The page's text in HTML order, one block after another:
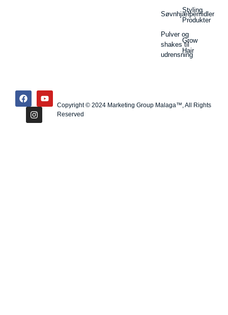
Søvnhjælpemidler
Pulver og
shakes til
udrensning
Styling
Produkter
Grow
Hair
Copyright © 2024 Marketing Group Malaga™, All Rights
Reserved